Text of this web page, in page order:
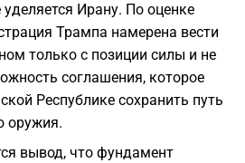
Ирану. По оценке
Трампа намерена вести
только с позиции силы и не
соглашения, которое
Республике сохранить путь
оружия.
вывод, что фундамент